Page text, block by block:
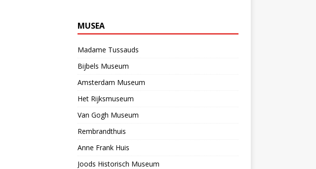
MUSEA
Madame Tussauds
Bijbels Museum
Amsterdam Museum
Het Rijksmuseum
Van Gogh Museum
Rembrandthuis
Anne Frank Huis
Joods Historisch Museum